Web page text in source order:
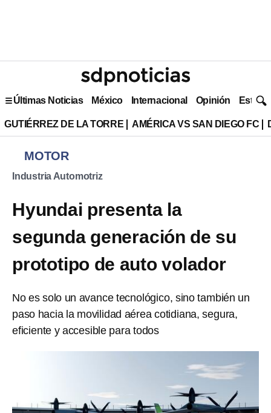
Últimas Noticias México Internacional Opinión Estilo
GUTIÉRREZ DE LA TORRE AMÉRICA VS SAN DIEGO FC
MOTOR
Industria Automotriz
Hyundai presenta la
segunda generación de su
prototipo de auto volador
No es solo un avance tecnológico, sino también un
paso hacia la movilidad aérea cotidiana, segura,
eficiente y accesible para todos